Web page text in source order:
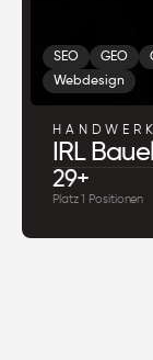
SEO GEO
Webdesign
IRL
29+
Platz 1 Positionen